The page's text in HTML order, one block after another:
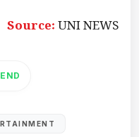
Source:UNI NEWS